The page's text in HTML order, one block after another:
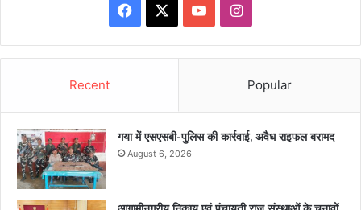
Facebook YouTubeInstagram
Recent Popular
गया में एसएसबी-पुलिस की कार्रवाई, अवैध राइफल बरामद
August 6, 2026